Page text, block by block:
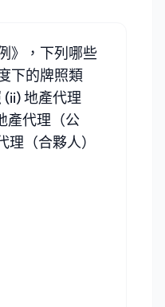
》，下列哪些
下的牌照類
(ii) 地產代理
產代理（公
理（合夥人）